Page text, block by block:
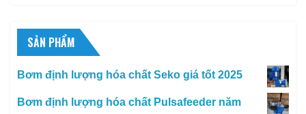
SẢN PHẨM
Bơm định lượng hóa chất Seko giá tốt 2025
Bơm định lượng hóa chất Pulsafeeder năm